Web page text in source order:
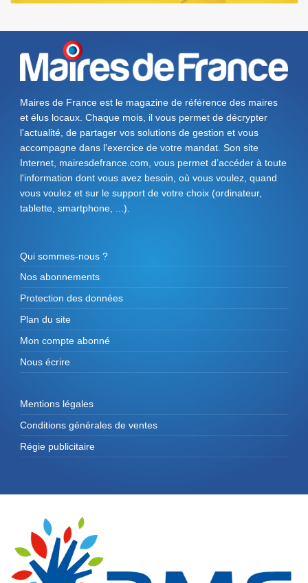
Maires de France est le magazine de référence des maires
et élus locaux. Chaque mois, il vous permet de décrypter
l'actualité, de partager vos solutions de gestion et vous
accompagne dans l'exercice de votre mandat. Son site
Internet, mairesdefrance.com, vous permet d’accéder à toute
l'information dont vous avez besoin, où vous voulez, quand
vous voulez et sur le support de votre choix (ordinateur,
tablette, smartphone, ...).
Qui sommes-nous ?
Nos abonnements
Protection des données
Plan du site
Mon compte abonné
Nous écrire
Mentions légales
Conditions générales de ventes
Régie publicitaire